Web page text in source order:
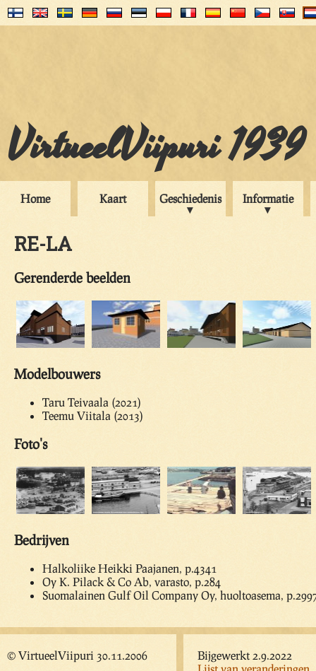
VirtueelViipuri 1939
Home Kaart Geschiedenis Informatie
RE-LA
Gerenderde beelden
Modelbouwers
Taru Teivaala (2021)
Teemu Viitala (2013)
Foto's
Bedrijven
Halkoliike Heikki Paajanen, p.4341
Oy K. Pilack & Co Ab, varasto, p.284
Suomalainen Gulf Oil Company Oy, huoltoasema,
© VirtueelViipuri 30.11.2006
Bijgewerkt 2.9.2022